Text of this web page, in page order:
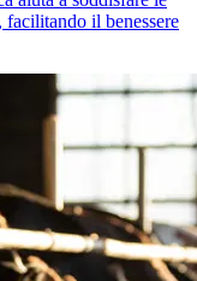
facilitando il benessere